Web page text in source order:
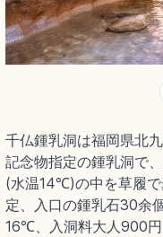
千仏鍾乳洞は福岡県北
記念物指定の鍾乳洞で
(水温14℃)の中を草履
定、入口の鍾乳石30余
16℃、入洞料大人900円